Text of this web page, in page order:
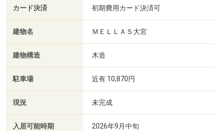
カード決済 初期費用カード決済可
建物名 ＭＥＬＬＡＳ大宮
建物構造 木造
駐車場 近有 10,870円
現況 未完成
入居可能時期 2026年9月中旬